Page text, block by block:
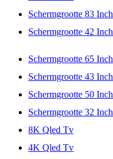
Schermgrootte 83 Inch
Schermgrootte 42 Inch
Schermgrootte 65 Inch
Schermgrootte 43 Inch
Schermgrootte 50 Inch
Schermgrootte 32 Inch
8K Qled Tv
4K Qled Tv